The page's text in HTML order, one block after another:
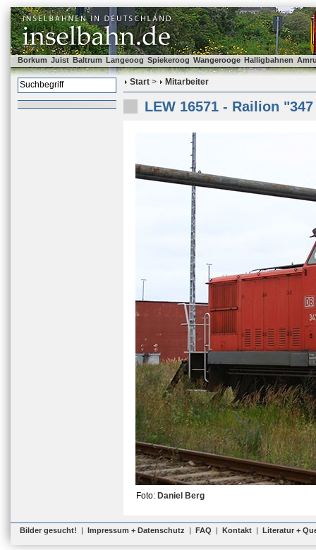
Borkum Juist Baltrum Langeoog Spiekeroog Wangerooge Halligbahnen
Start > Mitarbeiter
LEW 16571 - Railion
Foto: Daniel Berg
Bilder gesucht! | Impressum + Datenschutz | FAQ | Kontakt | Literatur +